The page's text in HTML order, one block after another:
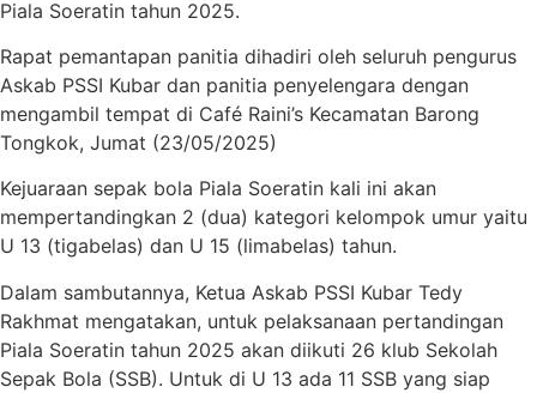
Piala Soeratin tahun 2025.
Rapat pemantapan panitia dihadiri oleh seluruh pengurus
Askab PSSI Kubar dan panitia penyelengara dengan
mengambil tempat di Café Raini’s Kecamatan Barong
Tongkok, Jumat (23/05/2025)
Kejuaraan sepak bola Piala Soeratin kali ini akan
mempertandingkan 2 (dua) kategori kelompok umur yaitu
U 13 (tigabelas) dan U 15 (limabelas) tahun.
Dalam sambutannya, Ketua Askab PSSI Kubar Tedy
Rakhmat mengatakan, untuk pelaksanaan pertandingan
Piala Soeratin tahun 2025 akan diikuti 26 klub Sekolah
Sepak Bola (SSB). Untuk di U 13 ada 11 SSB yang siap